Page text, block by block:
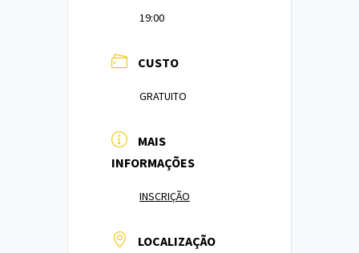
19:00
CUSTO
GRATUITO
MAIS
INFORMAÇÕES
INSCRIÇÃO
LOCALIZAÇÃO